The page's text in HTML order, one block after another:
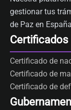
gestionar tus
de Paz en
Certificados
Certificado de
Certificado de
Certificado de